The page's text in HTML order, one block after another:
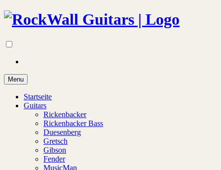
Menu
Startseite
Guitars
Rickenbacker
Rickenbacker Bass
Duesenberg
Gretsch
Gibson
Fender
MusicMan